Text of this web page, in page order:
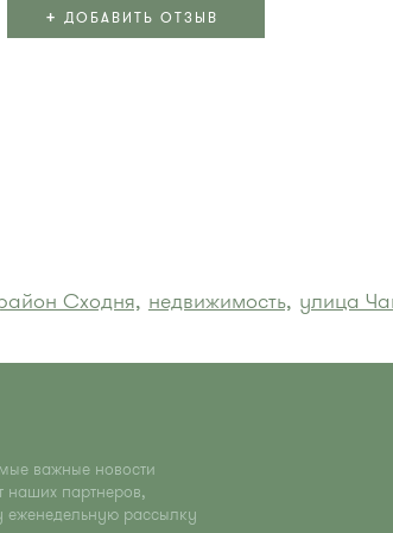
+ ДОБАВИТЬ ОТЗЫВ
Сходня, недвижимость, улица
важные новости
наших партнеров,
еженедельную рассылку